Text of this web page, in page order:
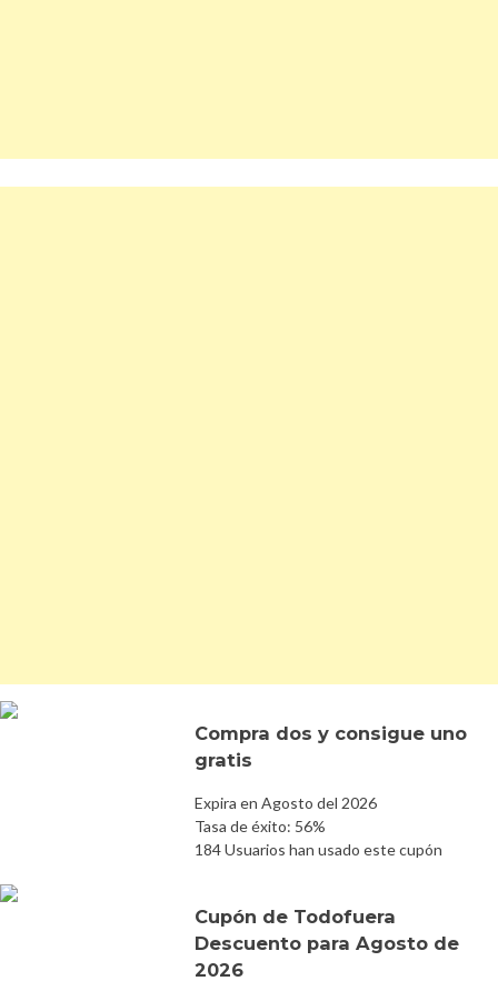
Compra dos y consigue uno
gratis
Expira en Agosto del 2026
Tasa de éxito: 56%
184 Usuarios han usado este cupón
Cupón de Todofuera
Descuento para Agosto de
2026